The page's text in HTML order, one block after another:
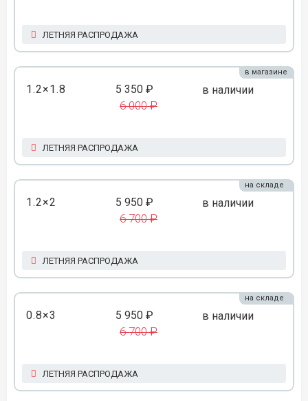
ЛЕТНЯЯ РАСПРОДАЖА
1.2×1.8 5 350 ₽
6 000 ₽
в наличии
в магазине
ЛЕТНЯЯ РАСПРОДАЖА
1.2×2 5 950 ₽
6 700 ₽
в наличии
на складе
ЛЕТНЯЯ РАСПРОДАЖА
0.8×3 5 950 ₽
6 700 ₽
в наличии
на складе
ЛЕТНЯЯ РАСПРОДАЖА